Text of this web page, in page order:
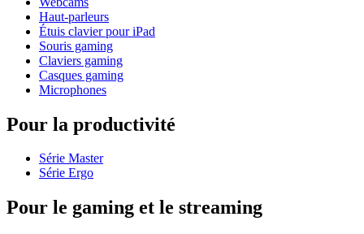
Haut-parleurs
Étuis clavier pour iPad
Souris gaming
Claviers gaming
Casques gaming
Microphones
Pour la productivité
Série Master
Série Ergo
Pour le gaming et le streaming